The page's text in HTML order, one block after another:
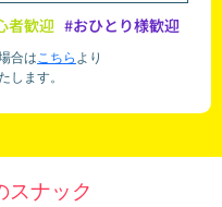
者歓迎 #おひとり様歓迎
合はこちら より
します。
スナック